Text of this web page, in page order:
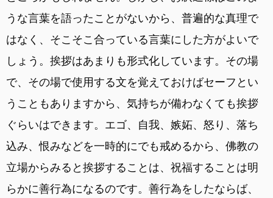
うな言葉を語ったことがないから、普遍的な真理で
はなく、そこそこ合っている言葉にした方がよいで
しょう。挨拶はあまりも形式化しています。その場
で、その場で使用する文を覚えておけばセーフとい
うこともありますから、気持ちが備わなくても挨拶
ぐらいはできます。エゴ、自我、嫉妬、怒り、落ち
込み、恨みなどを一時的にでも戒めるから、佛教の
立場からみると挨拶することは、祝福することは明
らかに善行為になるのです。善行為をしたならば、